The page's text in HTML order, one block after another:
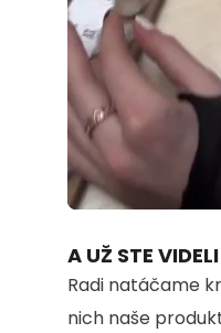
A UŽ STE
Radi natáčame
nich naše